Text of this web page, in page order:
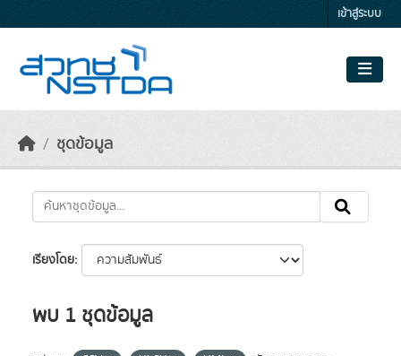
เข้าสู่ระบบ
ชุดข้อมูล
เรียงโดย
พบ 1 ชุดข้อมูล